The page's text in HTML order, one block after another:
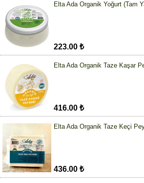
Elta Ada Organik Yoğurt (Tam
223.00 ₺
Elta Ada Organik Taze Kaşar
416.00 ₺
Elta Ada Organik Taze Keçi
436.00 ₺